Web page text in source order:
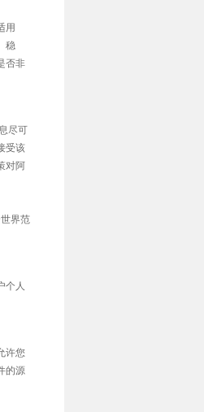
用
稳
否非
尽可
受该
对阿
界范
个人
许您
的源